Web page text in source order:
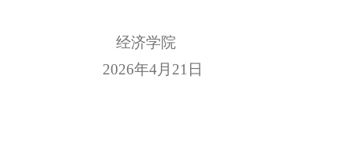
经济学院
2026年4月21日